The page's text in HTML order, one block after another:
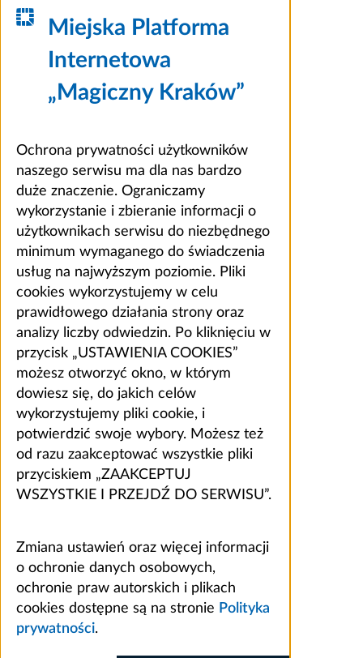
Miejska Platforma
Internetowa
„Magiczny Kraków”
Ochrona prywatności użytkowników
naszego serwisu ma dla nas bardzo
duże znaczenie. Ograniczamy
wykorzystanie i zbieranie informacji o
użytkownikach serwisu do niezbędnego
minimum wymaganego do świadczenia
usług na najwyższym poziomie. Pliki
cookies wykorzystujemy w celu
prawidłowego działania strony oraz
analizy liczby odwiedzin. Po kliknięciu w
przycisk „USTAWIENIA COOKIES”
możesz otworzyć okno, w którym
dowiesz się, do jakich celów
wykorzystujemy pliki cookie, i
potwierdzić swoje wybory. Możesz też
od razu zaakceptować wszystkie pliki
przyciskiem „ZAAKCEPTUJ
WSZYSTKIE I PRZEJDŹ DO SERWISU”.
Zmiana ustawień oraz więcej informacji
o ochronie danych osobowych,
ochronie praw autorskich i plikach
cookies dostępne są na stronie Polityka
prywatności.